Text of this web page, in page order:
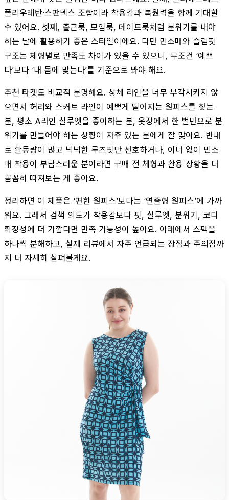
폴리우레탄·스판덱스 조합이라 착용감과 복원력을 함께 기대할
수 있어요. 셋째, 출근룩, 모임룩, 데이트룩처럼 분위기를 내야
하는 날에 활용하기 좋은 스타일이에요. 다만 민소매와 슬림핏
구조는 체형별로 만족도 차이가 있을 수 있으니, 무조건 ‘예쁘
다’보다 ‘내 몸에 맞는다’를 기준으로 봐야 해요.
추천 타겟도 비교적 분명해요. 상체 라인을 너무 부각시키지 않
으면서 허리와 스커트 라인이 예쁘게 떨어지는 원피스를 찾는
분, 평소 A라인 실루엣을 좋아하는 분, 옷장에서 한 벌만으로 분
위기를 만들어야 하는 상황이 자주 있는 분에게 잘 맞아요. 반대
로 활동량이 많고 넉넉한 루즈핏만 선호하거나, 이너 없이 민소
매 착용이 부담스러운 분이라면 구매 전 체형과 활용 상황을 더
꼼꼼히 따져보는 게 좋아요.
정리하면 이 제품은 ‘편한 원피스’보다는 ‘연출형 원피스’에 가까
워요. 그래서 검색 의도가 착용감보다 핏, 실루엣, 분위기, 코디
확장성에 더 가깝다면 만족 가능성이 높아요. 아래에서 스펙을
하나씩 분해하고, 실제 리뷰에서 자주 언급되는 장점과 주의점까
지 더 자세히 살펴볼게요.